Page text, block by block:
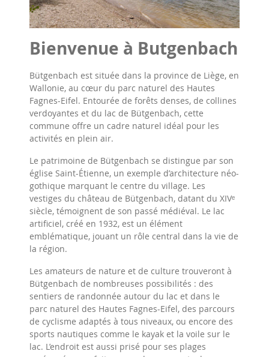
Bienvenue à Butgenbach
Bütgenbach est située dans la province de Liège, en
Wallonie, au cœur du parc naturel des Hautes
Fagnes-Eifel. Entourée de forêts denses, de collines
verdoyantes et du lac de Bütgenbach, cette
commune offre un cadre naturel idéal pour les
activités en plein air.
Le patrimoine de Bütgenbach se distingue par son
église Saint-Étienne, un exemple d’architecture néo-
gothique marquant le centre du village. Les
vestiges du château de Bütgenbach, datant du XIVᵉ
siècle, témoignent de son passé médiéval. Le lac
artificiel, créé en 1932, est un élément
emblématique, jouant un rôle central dans la vie de
la région.
Les amateurs de nature et de culture trouveront à
Bütgenbach de nombreuses possibilités : des
sentiers de randonnée autour du lac et dans le
parc naturel des Hautes Fagnes-Eifel, des parcours
de cyclisme adaptés à tous niveaux, ou encore des
sports nautiques comme le kayak et la voile sur le
lac. L’endroit est aussi prisé pour ses plages